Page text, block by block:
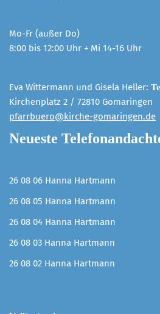
Mo-Fr (außer Do)
8:00 bis 12:00 Uhr + Mi 14-16 Uhr
Eva Wittermann und Gisela Heller:
Kirchenplatz 2 / 72810 Gomaringen
pfarrbuero@kirche-gomaringen.de
Neueste
26 08 06 Hanna Hartmann
26 08 05 Hanna Hartmann
26 08 04 Hanna Hartmann
26 08 03 Hanna Hartmann
26 08 02 Hanna Hartmann